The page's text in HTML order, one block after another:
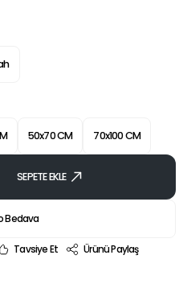
50x70 CM 70x100 CM
SEPETE EKLE
Bedava
Tavsiye Et
Ürünü Paylaş